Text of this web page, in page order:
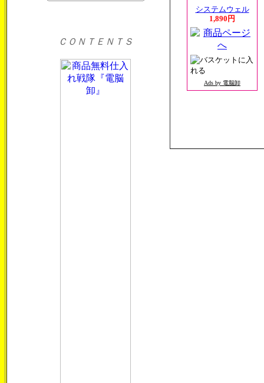
ＣＯＮＴＥＮＴＳ
システムウェル
1,890円
Ads by 電脳卸